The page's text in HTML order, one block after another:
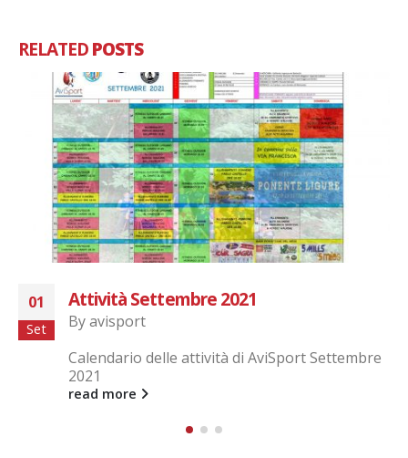
RELATEDPOSTS
Lug
LUGLIO 2021
Byavisport
Calendario delle attività di AviSport Luglio 2021
read more